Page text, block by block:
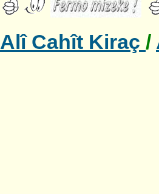
Alî Cahît Kiraç /